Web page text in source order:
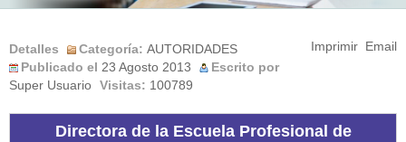
Imprimir Email
Detalles Categoría: AUTORIDADES
Publicado el 23 Agosto 2013
Escrito por
Super Usuario Visitas: 100789
Directora de la Escuela Profesional de